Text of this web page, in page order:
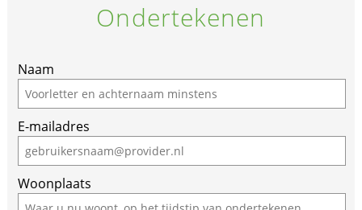
Ondertekenen
Naam
E-mailadres
Woonplaats